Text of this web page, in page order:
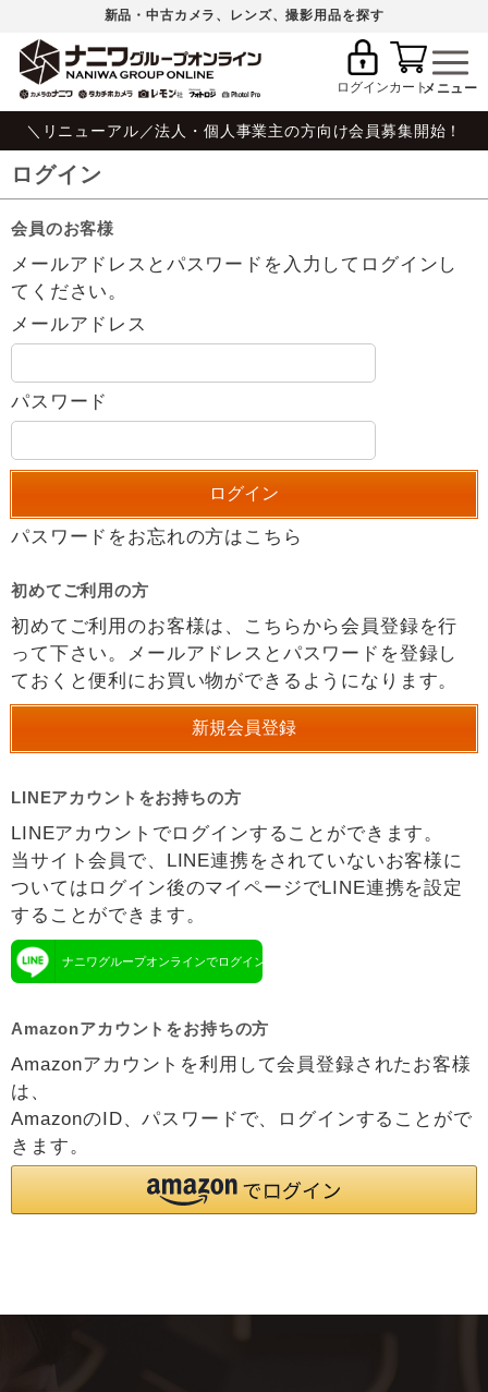
新品・中古カメラ、レンズ、撮影用品を探す
ログインカート
＼リニューアル／法人・個人事業主の方向け会員募集開始！
ログイン
会員のお客様
メールアドレスとパスワードを入力してログインし
てください。
メールアドレス
パスワード
パスワードをお忘れの方はこちら
初めてご利用の方
初めてご利用のお客様は、こちらから会員登録を行
って下さい。メールアドレスとパスワードを登録し
ておくと便利にお買い物ができるようになります。
LINEアカウントをお持ちの方
LINEアカウントでログインすることができます。
当サイト会員で、LINE連携をされていないお客様に
ついてはログイン後のマイページでLINE連携を設定
することができます。
ナニワグループオンラインでログイン
Amazonアカウントをお持ちの方
Amazonアカウントを利用して会員登録されたお客様
は、
AmazonのID、パスワードで、ログインすることがで
きます。